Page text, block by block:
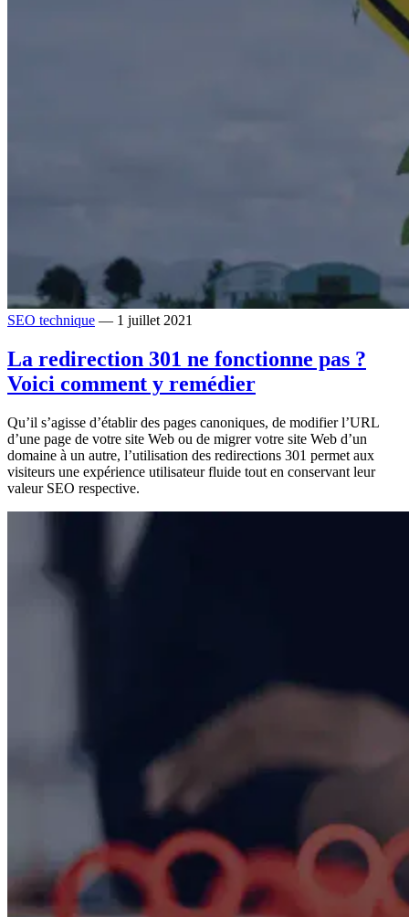
SEO technique — 1 juillet 2021
La redirection 301 ne fonctionne pas ?
Voici comment y remédier
Qu’il s’agisse d’établir des pages canoniques, de modifier l’URL
d’une page de votre site Web ou de migrer votre site Web d’un
domaine à un autre, l’utilisation des redirections 301 permet aux
visiteurs une expérience utilisateur fluide tout en conservant leur
valeur SEO respective.